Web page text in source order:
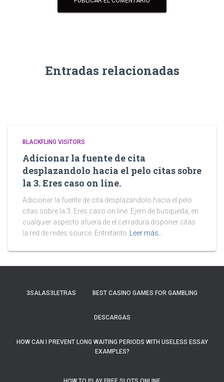
Entradas relacionadas
BLACKFLING VISITORS
Adicionar la fuente de cita
desplazandolo hacia el pelo citas sobre
la 3. Eres caso on line.
Adicionar la fuente de cita desplazandolo hacia el pelo
citas sobre la 3. Eres caso on line. Ejem de busqueda, en
cualquier aspecto afuera de el cerradura disponer citas
la red de redes source. Entretanto
Leer más…
3SALAS3LETRAS BEST CASINO GAMES FOR GAMBLING
DESCARGAS
HOW CAN I PREVENT LONG WAITING PERIODS WITH USELESS ESSAY
EXAMPLES?